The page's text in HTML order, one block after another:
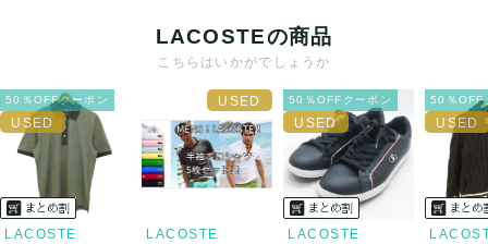
送料：¥1,650
送料表を確認する
出荷目安：5営業日以内
出荷予定日：なるべく最短で発送致します。
兵庫県から出荷
LACOSTEの商品
こちらはいかがでしょうか
50％OFFクーポン
LACOSTE LACOSTE
50％OFFクーポン
LACOSTE
50％OFF